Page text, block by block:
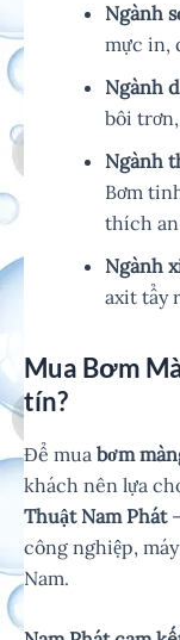
Ngành
mực in,
Ngành
bôi
Ngành
Bơm
thích
Ngành
axit tẩy
Mua Bơm
tín?
Để mua bơm
khách nên lựa
Thuật Nam Phát
công nghiệp,
Nam.